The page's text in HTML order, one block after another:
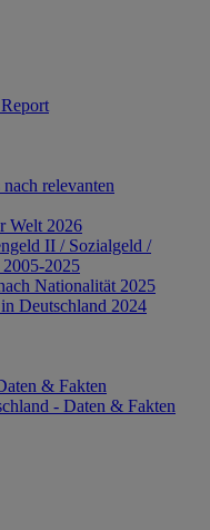
relevanten
Welt 2026
II / Sozialgeld /
2025
Nationalität 2025
Deutschland 2024
& Fakten
- Daten & Fakten